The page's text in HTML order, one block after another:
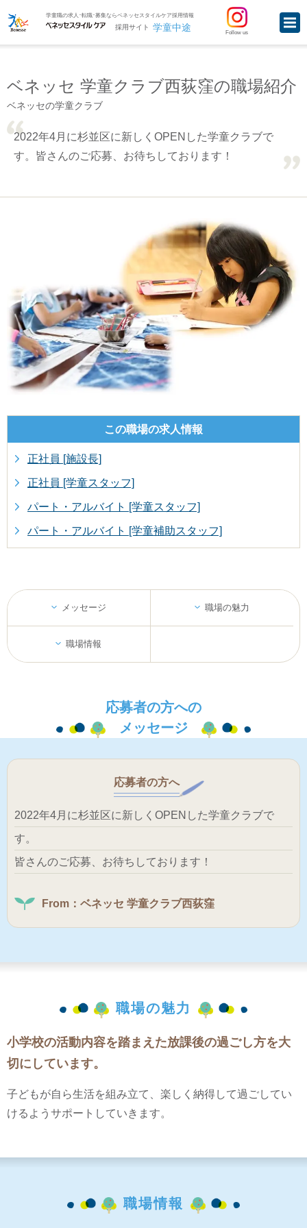
学童職の求人･転職･募集ならベネッセスタイルケア採用情報
採用サイト 学童中途 Follow us
ベネッセ 学童クラブ西荻窪の職場紹介
ベネッセの学童クラブ
2022年4月に杉並区に新しくOPENした学童クラブで
す。皆さんのご応募、お待ちしております！
この職場の求人情報
正社員 [施設長]
正社員 [学童スタッフ]
パート・アルバイト [学童スタッフ]
パート・アルバイト [学童補助スタッフ]
メッセージ 職場の魅力
職場情報
応募者の方への
メッセージ
応募者の方へ
2022年4月に杉並区に新しくOPENした学童クラブで
す。
皆さんのご応募、お待ちしております！
From：ベネッセ 学童クラブ西荻窪
職場の魅力
小学校の活動内容を踏まえた放課後の過ごし方を大
切にしています。
子どもが自ら生活を組み立て、楽しく納得して過ごしてい
けるようサポートしていきます。
職場情報